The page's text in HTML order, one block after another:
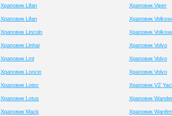
Храповик Lifan
Храповик Lifan
Храповик Lincoln
Храповик Linhai
Храповик Lml
Храповик Loncin
Храповик Lotec
Храповик Lotus
Храповик Mack
Храповик Viper
Храповик
Храповик
Храповик Volvo
Храповик Volvo
Храповик Volvo
Храповик VZ
Храповик
Храповик